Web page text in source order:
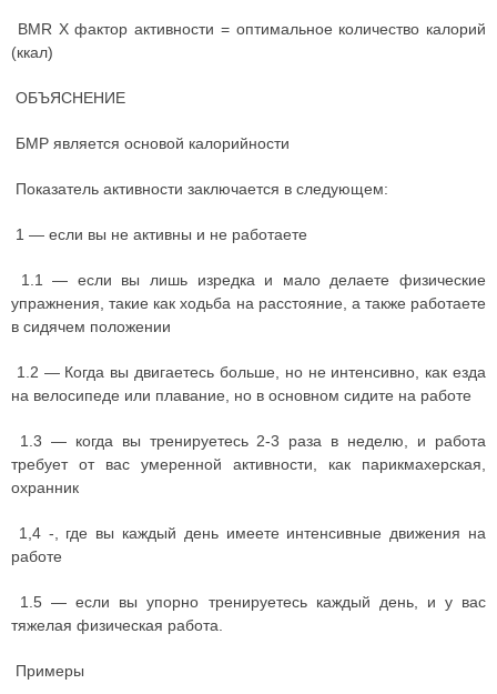
BMR X фактор активности = оптимальное количество калорий
(ккал)
ОБЪЯСНЕНИЕ
БМР является основой калорийности
Показатель активности заключается в следующем:
1 — если вы не активны и не работаете
1.1 — если вы лишь изредка и мало делаете физические
упражнения, такие как ходьба на расстояние, а также работаете
в сидячем положении
1.2 — Когда вы двигаетесь больше, но не интенсивно, как езда
на велосипеде или плавание, но в основном сидите на работе
1.3 — когда вы тренируетесь 2-3 раза в неделю, и работа
требует от вас умеренной активности, как парикмахерская,
охранник
1,4 -, где вы каждый день имеете интенсивные движения на
работе
1.5 — если вы упорно тренируетесь каждый день, и у вас
тяжелая физическая работа.
Примеры